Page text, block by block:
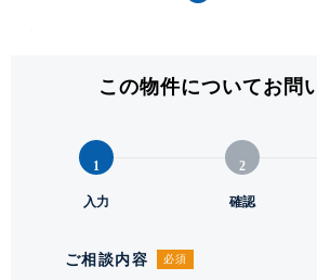
階建 / 所在階 地上26階 地下3
2026年1月
この物件についてお問
1
入力
2
確認
ご相談内容 必須